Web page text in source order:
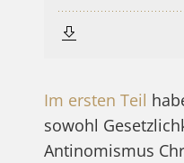
Im ersten Teil
sowohl
Antinomismus